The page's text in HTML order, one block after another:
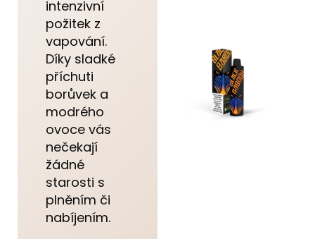
intenzivní
požitek z
vapování.
Díky sladké
příchuti
borůvek a
modrého
ovoce vás
nečekají
žádné
starosti s
plněním či
nabíjením.